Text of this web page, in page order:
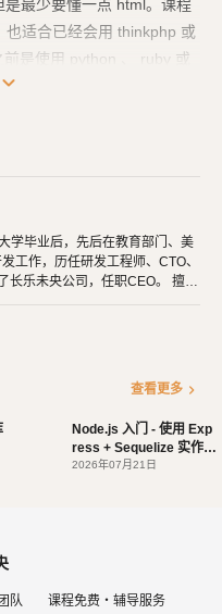
最少要懂一点 html。课程
也适合已经会用 thinkphp 或
是使用 python 、 ruby 或
php 开发，那本课程也是
静态页面，所有的页面模
聚会的网站，可以发布聚会
识点都是为了解决实际开发
论知识，不实际动手的学习
握。手把手带你做一个真实
的世界。项目 Github 地
AaronRyuu/laravel_m
expand_more
学毕业后，先后在教育部门、美
工作，历任研发工程师、CTO、
未央公司，任职CEO。 擅长
能创造梦想中的产品是一件非常
尤其是历史相关的书籍。喜欢音
娱自乐。爱好旅行和美食，人
吃遍全世界。
查看更多 chevron_right
Node.js 入门 - 使用 Exp
ress + Sequelize 实作 A
PI
2026年07月21日
队 课程免费・辅导服务